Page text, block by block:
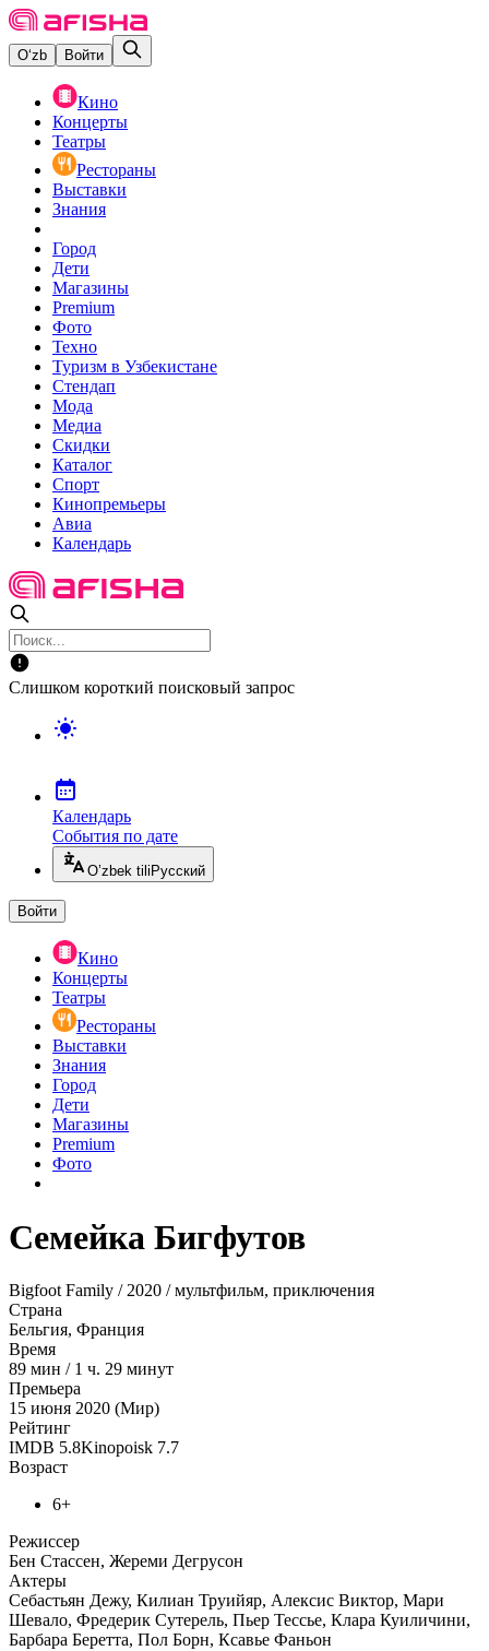
O‘zb Войти
Кино
Концерты
Театры
Рестораны
Выставки
Знания
Город
Дети
Магазины
Premium
Фото
Техно
Туризм в Узбекистане
Стендап
Мода
Медиа
Скидки
Каталог
Спорт
Кинопремьеры
Авиа
Календарь
Слишком короткий поисковый запрос
Календарь
События по дате
O’zbek tili Русский
Войти
Кино
Концерты
Театры
Рестораны
Выставки
Знания
Город
Дети
Магазины
Premium
Фото
Семейка Бигфутов
Bigfoot Family / 2020 / мультфильм, приключения
Страна
Бельгия, Франция
Время
89 мин / 1 ч. 29 минут
Премьера
15 июня 2020 (Мир)
Рейтинг
IMDB 5.8Kinopoisk 7.7
Возраст
6+
Режиссер
Бен Стассен, Жереми Дегрусон
Актеры
Себастьян Дежу, Килиан Труийяр, Алексис Виктор, Мари
Шевало, Фредерик Сутерель, Пьер Тессье, Клара Куиличини,
Барбара Беретта, Пол Борн, Ксавье Фаньон